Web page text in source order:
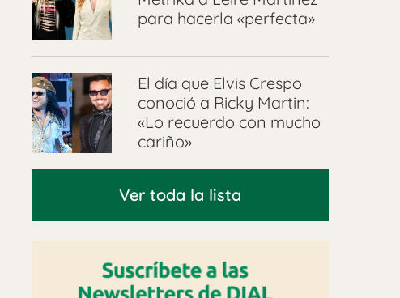
para hacerla «perfecta»
El día que Elvis Crespo
conoció a Ricky Martin:
«Lo recuerdo con mucho
cariño»
Ver toda la lista